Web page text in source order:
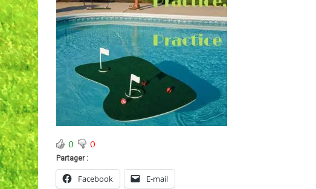
0 0
Partager :
Facebook E-mail